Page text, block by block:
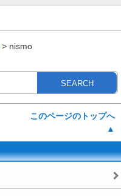
> nismo
SEARCH
このページのトップへ
▲